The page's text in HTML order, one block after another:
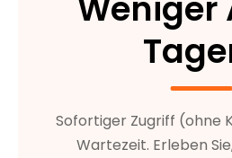
Weniger
Sofortiger Zugriff (ohne
Wartezeit. Erleben